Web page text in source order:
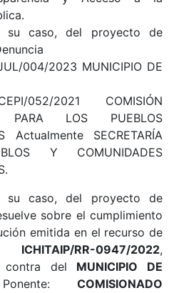
su caso, del proyecto de
004/2023 MUNICIPIO DE
CEPI/052/2021 COMISIÓN
PARA LOS PUEBLOS
Actualmente SECRETARÍA
Y COMUNIDADES
su caso, del proyecto de
sobre el cumplimiento
emitida en el recurso de
RR-0947/2022,
contra del MUNICIPIO DE
Ponente:COMISIONADO